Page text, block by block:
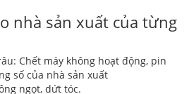
nhà sản xuất của từng
Chết máy không hoạt động, pin
số của nhà sản xuất
ngọt, dứt tóc.